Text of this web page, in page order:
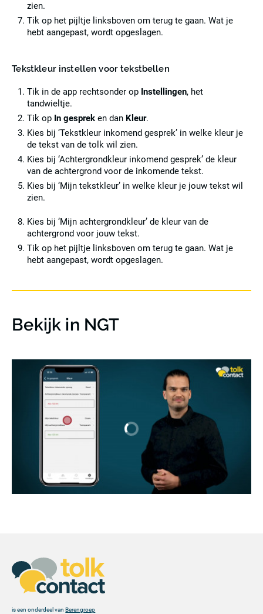
zien.
Tik op het pijltje linksboven om terug te gaan. Wat je
hebt aangepast, wordt opgeslagen.
Tekstkleur instellen voor tekstbellen
Tik in de app rechtsonder op Instellingen, het
tandwieltje.
Tik op In gespreken dan Kleur.
Kies bij ‘Tekstkleur inkomend gesprek’ in welke kleur je
de tekst van de tolk wil zien.
Kies bij ‘Achtergrondkleur inkomend gesprek’ de kleur
van de achtergrond voor de inkomende tekst.
Kies bij ‘Mijn tekstkleur’ in welke kleur je jouw tekst wil
zien.
Kies bij ‘Mijn achtergrondkleur’ de kleur van de
achtergrond voor jouw tekst.
Tik op het pijltje linksboven om terug te gaan. Wat je
hebt aangepast, wordt opgeslagen.
Bekijk in NGT
is een onderdeel vanBerengroep